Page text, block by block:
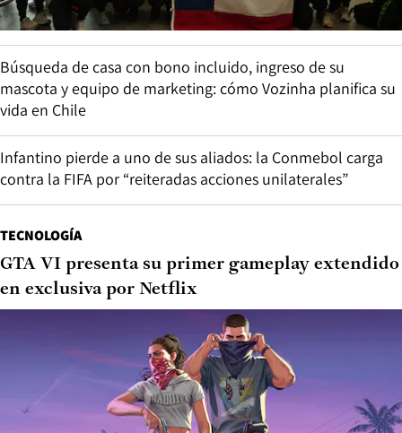
Búsqueda de casa con bono incluido, ingreso de su
mascota y equipo de marketing: cómo Vozinha planifica su
vida en Chile
Infantino pierde a uno de sus aliados: la Conmebol carga
contra la FIFA por “reiteradas acciones unilaterales”
TECNOLOGÍA
GTA VI presenta su primer gameplay extendido
en exclusiva por Netflix